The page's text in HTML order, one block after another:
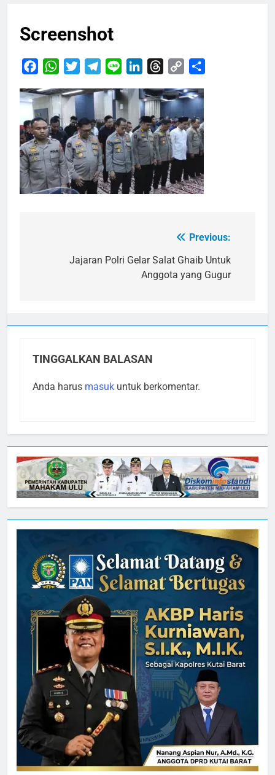
Screenshot
FacebookWhatsApp
TwitterTelegram
Line LinkedInThreads
Copy
Previous:
Jajaran Polri Gelar Salat Ghaib Untuk
Anggota yang Gugur
TINGGALKAN BALASAN
Anda harus masuk untuk berkomentar.